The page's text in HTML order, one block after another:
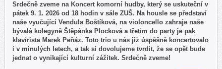
Srdečně zveme na Koncert komorní hudby, který se uskuteční v
pátek 9. 1. 2026 od 18 hodin v sále ZUŠ. Na housle se představí
naše vyučující Vendula Boštíková, na violoncello zahraje naše
bývalá kolegyně Štěpánka Plocková a třetím do party je pak
klavírista Marek Peňáz. Toto trio u nás již úspěšně koncertovalo
i v minulých letech, a tak si dovolujeme tvrdit, že se opět bude
jednat o vynikající kulturní zážitek. Srdečně zveme!